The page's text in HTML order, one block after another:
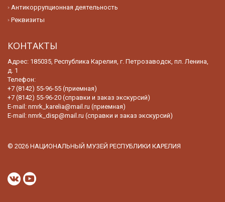
Антикоррупционная деятельность
Реквизиты
КОНТАКТЫ
Адрес: 185035, Республика Карелия, г. Петрозаводск, пл. Ленина,
д. 1
Телефон:
+7 (8142) 55-96-55 (приемная)
+7 (8142) 55-96-20 (справки и заказ экскурсий)
E-mail: nmrk_karelia@mail.ru (приемная)
E-mail: nmrk_disp@mail.ru (справки и заказ экскурсий)
© 2026 НАЦИОНАЛЬНЫЙ МУЗЕЙ РЕСПУБЛИКИ КАРЕЛИЯ